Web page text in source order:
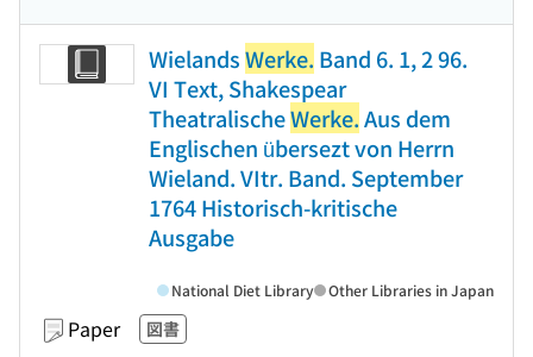
WielandsWerke. Band 6. 1, 2 96.
VI Text, Shakespear
TheatralischeWerke.Aus dem
Englischen übersezt von Herrn
Wieland. VItr. Band. September
1764 Historisch-kritische
Ausgabe
Paper 図書
National Diet Library Other Libraries in Japan